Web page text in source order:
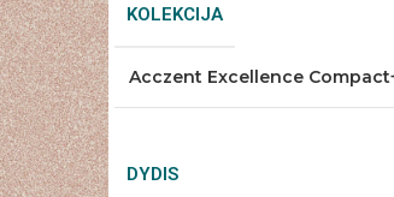
KOLEKCIJA
Acczent Excellence
DYDIS